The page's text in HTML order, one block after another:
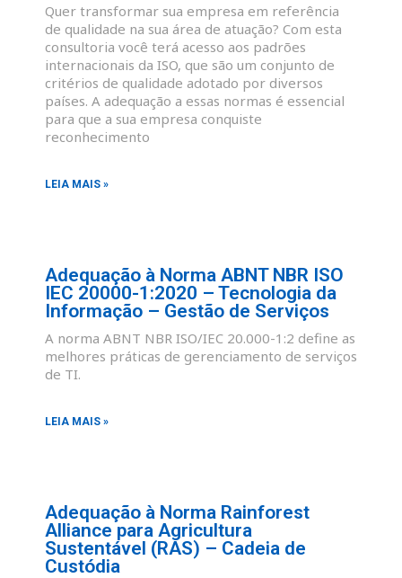
Quer transformar sua empresa em referência
de qualidade na sua área de atuação? Com esta
consultoria você terá acesso aos padrões
internacionais da ISO, que são um conjunto de
critérios de qualidade adotado por diversos
países. A adequação a essas normas é essencial
para que a sua empresa conquiste
reconhecimento
LEIA MAIS »
Adequação à Norma ABNT NBR ISO
IEC 20000-1:2020 – Tecnologia da
Informação – Gestão de Serviços
A norma ABNT NBR ISO/IEC 20.000-1:2 define as
melhores práticas de gerenciamento de serviços
de TI.
LEIA MAIS »
Adequação à Norma Rainforest
Alliance para Agricultura
Sustentável (RAS) – Cadeia de
Custódia